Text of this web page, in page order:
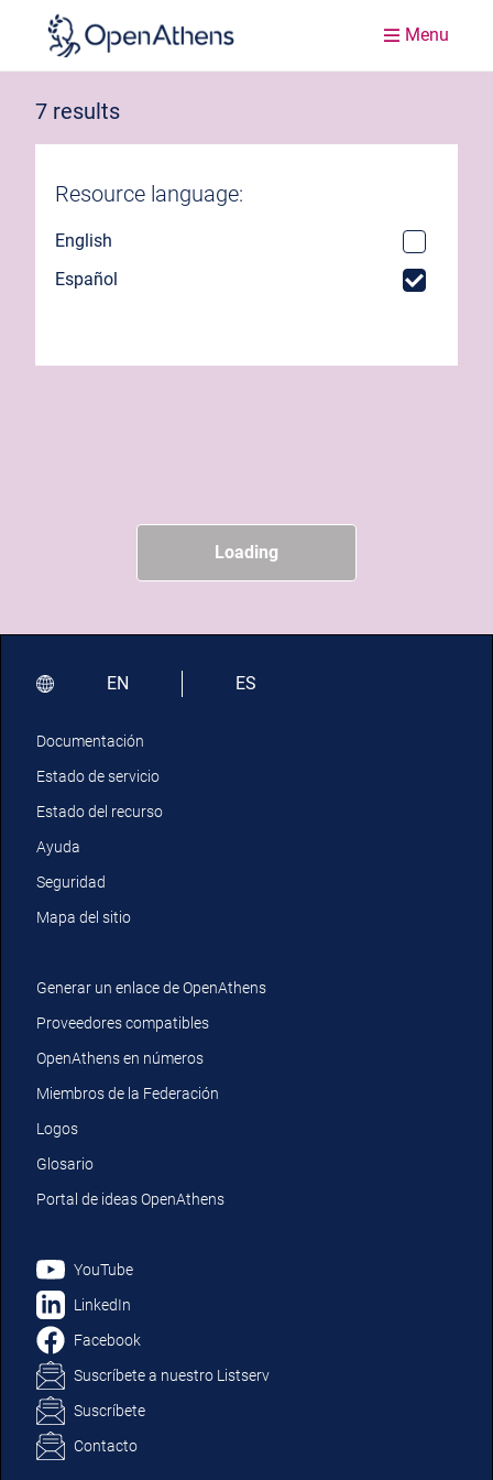
Menu
7 results
Resource language:
English
Español
Loading
EN ES
Documentación
Estado de servicio
Estado del recurso
Ayuda
Seguridad
Mapa del sitio
Generar un enlace de OpenAthens
Proveedores compatibles
OpenAthens en números
Miembros de la Federación
Logos
Glosario
Portal de ideas OpenAthens
YouTube
LinkedIn
Facebook
Suscríbete a nuestro Listserv
Suscríbete
Contacto